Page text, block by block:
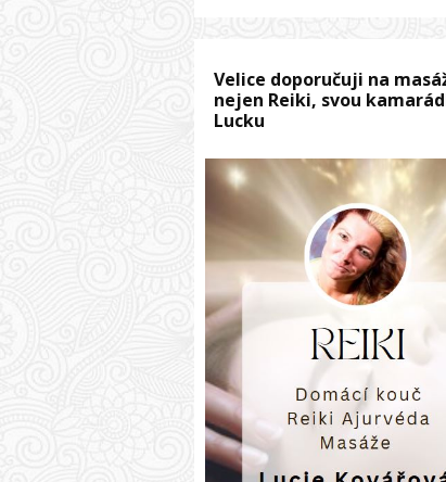
Velice doporučuji na
nejen Reiki, svou
Lucku